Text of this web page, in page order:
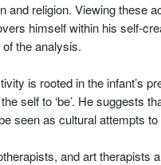
religion. Viewing these
himself within his self-
of the analysis.
is rooted in the infant’s
self to ‘be’. He suggests
seen as cultural attempts
and art therapists